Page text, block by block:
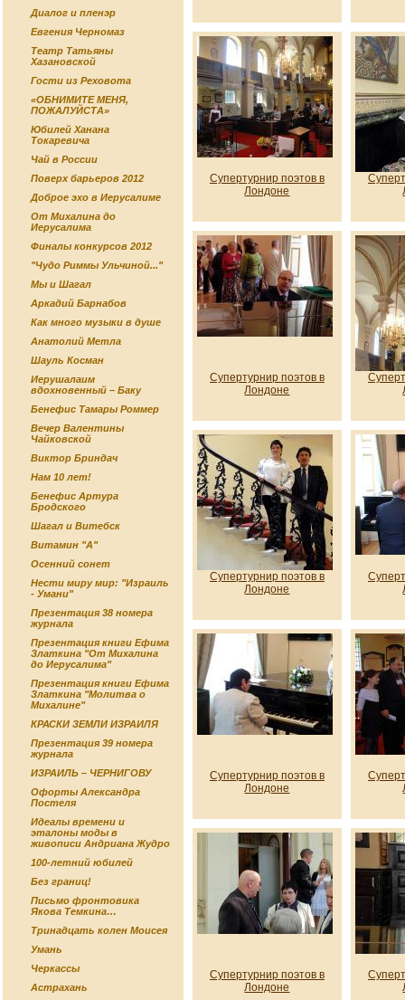
Диалог и пленэр
Евгения Черномаз
Театр Татьяны
Хазановской
Гости из Реховота
«ОБНИМИТЕ МЕНЯ,
ПОЖАЛУЙСТА»
Юбилей Ханана
Токаревича
Чай в России
Поверх барьеров 2012
Доброе эхо в Иерусалиме
От Михалина до
Иерусалима
Финалы конкурсов 2012
"Чудо Риммы Ульчиной..."
Мы и Шагал
Аркадий Барнабов
Как много музыки в душе
Анатолий Метла
Шауль Косман
Иерушалаим
вдохновенный – Баку
Бенефис Тамары Роммер
Вечер Валентины
Чайковской
Виктор Бриндач
Нам 10 лет!
Бенефис Артура
Бродского
Шагал и Витебск
Витамин "А"
Осенний сонет
Нести миру мир: "Израиль
- Умани"
Презентация 38 номера
журнала
Презентация книги Ефима
Златкина "От Михалина
до Иерусалима"
Презентация книги Ефима
Златкина "Молитва о
Михалине"
КРАСКИ ЗЕМЛИ ИЗРАИЛЯ
Презентация 39 номера
журнала
ИЗРАИЛЬ – ЧЕРНИГОВУ
Офорты Александра
Постеля
Идеалы времени и
эталоны моды в
живописи Андриана Жудро
100-летний юбилей
Без границ!
Письмо фронтовика
Якова Темкина…
Тринадцать колен Моисея
Умань
Черкассы
Астрахань
Супертурнир поэтов в
Лондоне
Супертурнир поэтов в
Лондоне
Супертурнир поэтов в
Лондоне
Супертурнир поэтов в
Лондоне
Супертурнир поэтов в
Лондоне